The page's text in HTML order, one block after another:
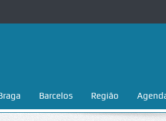
Barcelos Região